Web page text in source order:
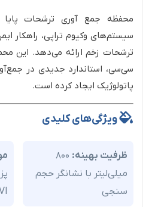
محفظه جمع آوری ترشحات پایا
سیستم‌های وکیوم تراپی، راهکار
سی‌سی، استاندارد جدیدی در
پاتولوژیک ایجاد کرده است.
ویژگی‌های کلیدی
ظرفیت بهینه: ۸۰۰
میلی‌لیتر با نشانگر حجم
سنجی